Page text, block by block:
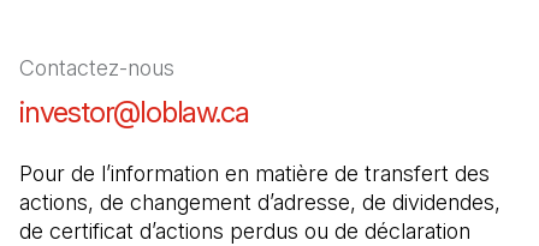
Contactez-nous
investor@loblaw.ca
Pour de l’information en matière de transfert des
actions, de changement d’adresse, de dividendes,
de certificat d’actions perdus ou de déclaration